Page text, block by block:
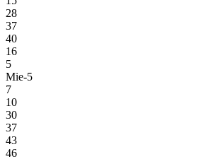
28
37
40
16
5
Mie-5
7
10
30
37
43
46